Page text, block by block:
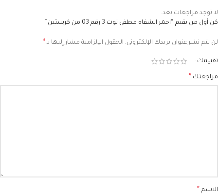
لا توجد مراجعات بعد.
كن أول من يقيم “احمر الشفاه مطفي توت 3 رقم 03 من كرستين”
لن يتم نشر عنوان بريدك الإلكتروني. الحقول الإلزامية مشار إليها بـ *
تقييمك
مراجعتك *
الاسم *